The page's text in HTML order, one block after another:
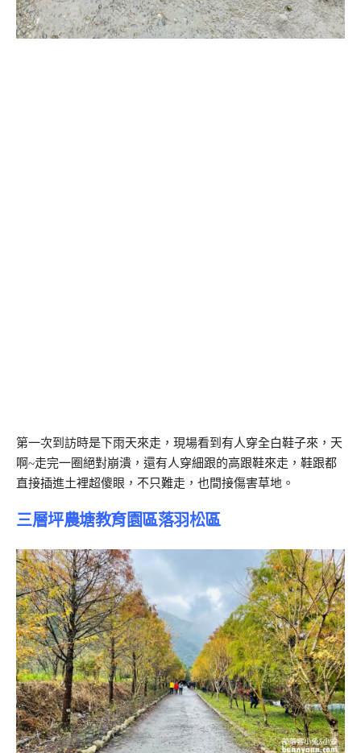
第一次到訪時是下雨天來走，現場看到有人穿全白鞋子來，天
啊~走完一圈絕對崩潰，還有人穿細跟的高跟鞋來走，鞋跟都
直接插進土裡超傻眼，不只難走，也間接傷害草地。
三層坪農塘教育園區落羽松區